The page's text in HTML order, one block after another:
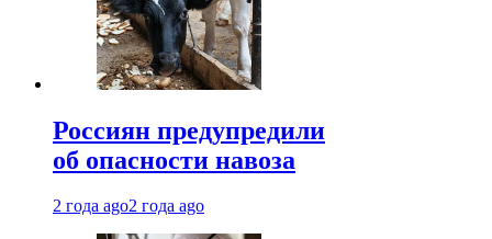
Россиян предупредили
об опасности навоза
2 года ago2 года ago